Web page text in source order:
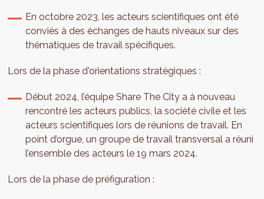
En octobre 2023, les acteurs scientifiques ont été
conviés à des échanges de hauts niveaux sur des
thématiques de travail spécifiques.
Lors de la phase d'orientations stratégiques :
Début 2024, l’équipe Share The City a à nouveau
rencontré les acteurs publics, la société civile et les
acteurs scientifiques lors de réunions de travail. En
point d’orgue, un groupe de travail transversal a réuni
l’ensemble des acteurs le 19 mars 2024.
Lors de la phase de préfiguration :